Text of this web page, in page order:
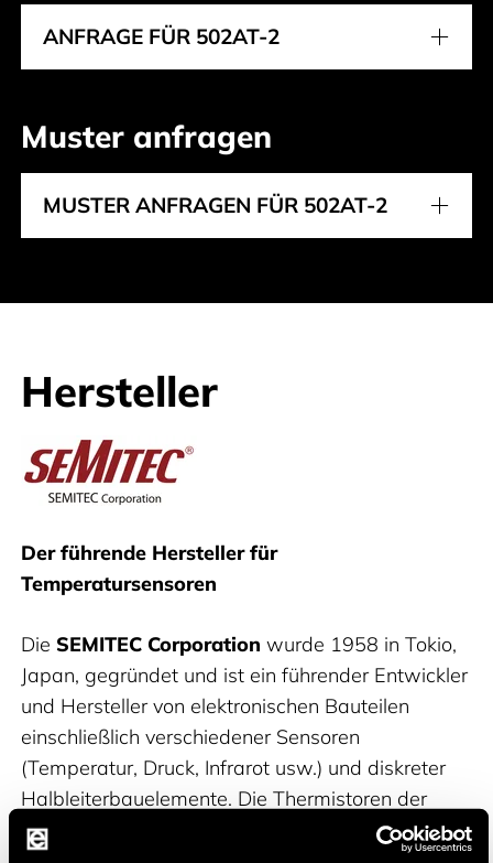
ANFRAGE FÜR 502AT-2
Muster anfragen
MUSTER ANFRAGEN FÜR 502AT-2
Hersteller
Semitec
Der führende Hersteller für
Temperatursensoren
Die SEMITEC Corporation wurde 1958 in Tokio,
Japan, gegründet und ist ein führender Entwickler
und Hersteller von elektronischen Bauteilen
einschließlich verschiedener Sensoren
(Temperatur, Druck, Infrarot usw.) und diskreter
Halbleiterbauelemente. Die Thermistoren der
Marke SEMITEC sind aufgrund ihrer